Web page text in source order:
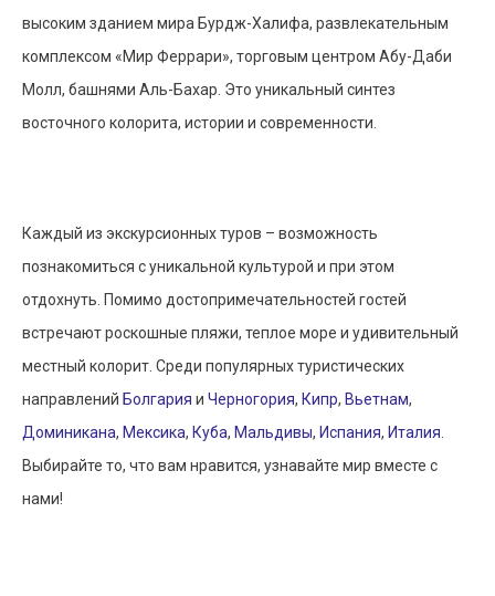
высоким зданием мира Бурдж-Халифа, развлекательным
комплексом «Мир Феррари», торговым центром Абу-Даби
Молл, башнями Аль-Бахар. Это уникальный синтез
восточного колорита, истории и современности.
Каждый из экскурсионных туров – возможность
познакомиться с уникальной культурой и при этом
отдохнуть. Помимо достопримечательностей гостей
встречают роскошные пляжи, теплое море и удивительный
местный колорит. Среди популярных туристических
направлений Болгария и Черногория, Кипр, Вьетнам,
Доминикана, Мексика, Куба, Мальдивы, Испания, Италия
Выбирайте то, что вам нравится, узнавайте мир вместе с
нами!